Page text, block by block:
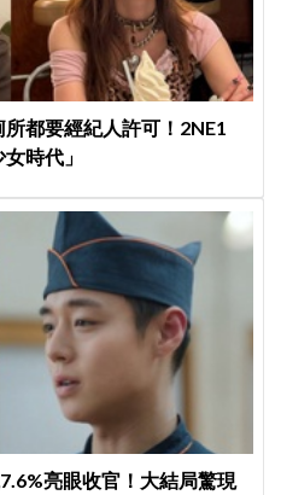
都要經紀人許可！2NE1
時代」
亮眼收官！大結局驚現